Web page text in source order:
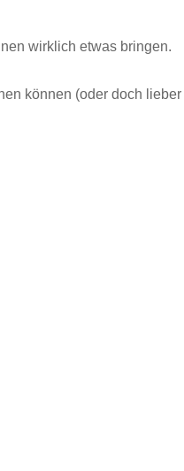
wirklich etwas bringen.
können (oder doch